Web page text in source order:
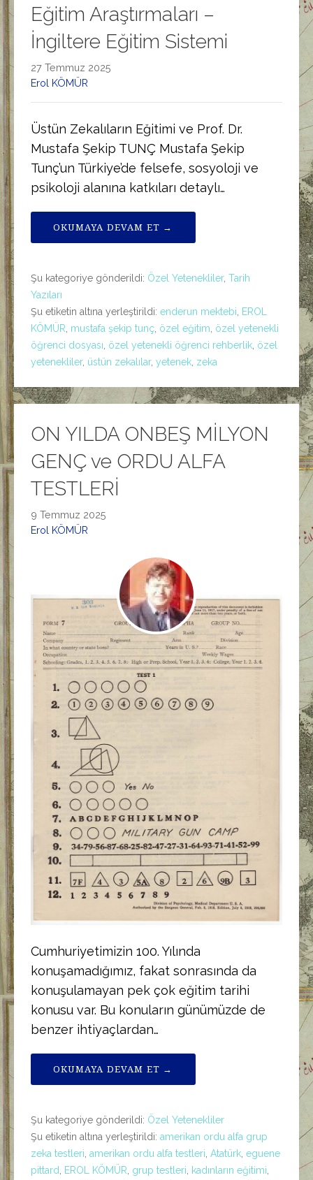
Eğitim Araştırmaları –
İngiltere Eğitim Sistemi
27 Temmuz 2025
Erol KÖMÜR
Üstün Zekalıların Eğitimi ve Prof. Dr.
Mustafa Şekip TUNÇ Mustafa Şekip
Tunç’un Türkiye’de felsefe, sosyoloji ve
psikoloji alanına katkıları detaylı…
OKUMAYA DEVAM ET →
Şu kategoriye gönderildi: Özel Yetenekliler, Tarih
Yazıları
Şu etiketin altına yerleştirildi: enderun mektebi
EROL
KÖMÜR mustafa şekip tunç özel eğitim özel yetenekli
öğrenci dosyası özel yetenekli öğrenci rehberlik özel
yetenekliler, üstün zekalılar, yetenek zeka
ON YILDA ONBEŞ MİLYON
GENÇ ve ORDU ALFA
TESTLERİ
9 Temmuz 2025
Erol KÖMÜR
Cumhuriyetimizin 100. Yılında
konuşamadığımız, fakat sonrasında da
konuşulamayan pek çok eğitim tarihi
konusu var. Bu konuların günümüzde de
benzer ihtiyaçlardan…
OKUMAYA DEVAM ET →
Şu kategoriye gönderildi: Özel Yetenekliler
Şu etiketin altına yerleştirildi: amerikan ordu alfa grup
zeka testleri amerikan ordu alfa testleri Atatürk eguene
pittard EROL KÖMÜR grup testleri kadınların eğitimi